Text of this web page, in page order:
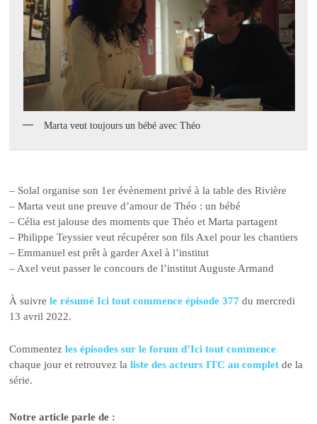
Marta veut toujours un bébé avec Théo
– Solal organise son 1er évènement privé à la table des Rivière
– Marta veut une preuve d’amour de Théo : un bébé
– Célia est jalouse des moments que Théo et Marta partagent
– Philippe Teyssier veut récupérer son fils Axel pour les chantiers
– Emmanuel est prêt à garder Axel à l’institut
– Axel veut passer le concours de l’institut Auguste Armand
À suivrele résumé Ici tout commence épisode 377 du mercredi
13 avril 2022.
Commentezles épisodes sur le forum d’Ici tout commence
chaque jour et retrouvez laliste des acteurs ITC au complet de la
série.
Notre article parle de :